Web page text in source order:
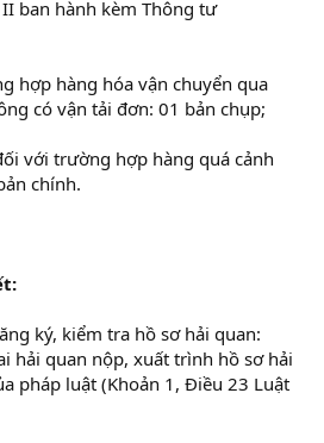
ban hành kèm Thông tư
hợp hàng hóa vận chuyển qua
có vận tải đơn: 01 bản chụp;
với trường hợp hàng quá cảnh
chính.
ký, kiểm tra hồ sơ hải quan:
hải quan nộp, xuất trình hồ sơ hải
pháp luật (Khoản 1, Điều 23 Luật